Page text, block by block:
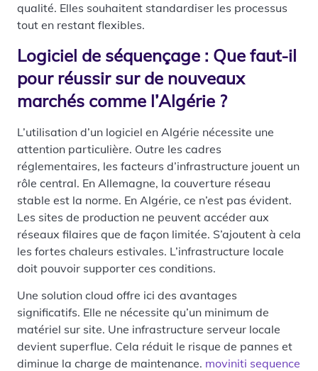
qualité. Elles souhaitent standardiser les processus
tout en restant flexibles.
Logiciel de séquençage : Que faut-il
pour réussir sur de nouveaux
marchés comme l’Algérie ?
L’utilisation d’un logiciel en Algérie nécessite une
attention particulière. Outre les cadres
réglementaires, les facteurs d’infrastructure jouent un
rôle central. En Allemagne, la couverture réseau
stable est la norme. En Algérie, ce n’est pas évident.
Les sites de production ne peuvent accéder aux
réseaux filaires que de façon limitée. S’ajoutent à cela
les fortes chaleurs estivales. L’infrastructure locale
doit pouvoir supporter ces conditions.
Une solution cloud offre ici des avantages
significatifs. Elle ne nécessite qu’un minimum de
matériel sur site. Une infrastructure serveur locale
devient superflue. Cela réduit le risque de pannes et
diminue la charge de maintenance. moviniti sequence